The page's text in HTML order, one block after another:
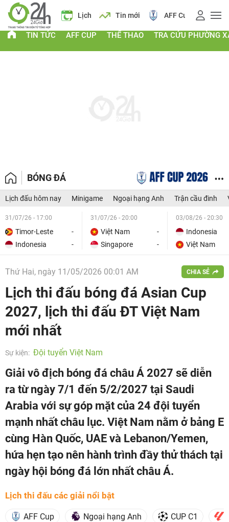
Lịch Tin mới AFF Cup Giá vàng
TIN TỨC AFF CUP THỂ THAO TRA CỨU PHƯỜNG
BÓNG ĐÁ
Lịch đấu hôm nay Minigame Ngoại hạng Anh Trận cầu đinh
31/07/26 - 17:00
Timor-Leste
-
Indonesia
-
31/07/26 - 20:00
Việt Nam
-
Singapore
-
03/08/26 - 20:30
Indonesia
Việt Nam
Thứ Hai, ngày 11/05/2026 00:01 AM CHIA SẺ
Lịch thi đấu bóng đá Asian Cup
2027, lịch thi đấu ĐT Việt Nam
mới nhất
Sự kiện: Đội tuyển Việt Nam
Giải vô địch bóng đá châu Á 2027 sẽ diễn
ra từ ngày 7/1 đến 5/2/2027 tại Saudi
Arabia với sự góp mặt của 24 đội tuyển
mạnh nhất châu lục. Việt Nam nằm ở bảng E
cùng Hàn Quốc, UAE và Lebanon/Yemen,
hứa hẹn tạo nên hành trình đầy thử thách tại
ngày hội bóng đá lớn nhất châu Á.
Lịch thi đấu các giải nổi bật
AFF Cup Ngoại hạng Anh CUP C1